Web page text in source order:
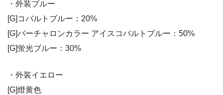
・外装ブルー
[G]コバルトブルー：20%
[G]バーチャロンカラー アイスコバルトブルー：50%
[G]蛍光ブルー：30%
・外装イエロー
[G]燈黄色